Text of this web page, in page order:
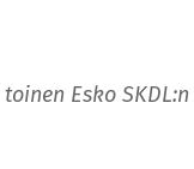
Esko SKDL:n